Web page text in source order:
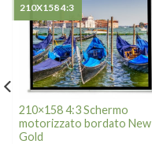
210×158 4:3 Schermo
motorizzato bordato New
Gold
210X158 4:3